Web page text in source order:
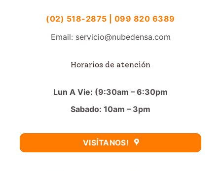
(02) 518-2875 | 099 820 6389
Email: servicio@nubedensa.com
Horarios de atención
Lun A Vie: (9:30am – 6:30pm
Sabado: 10am – 3pm
VISÍTANOS!